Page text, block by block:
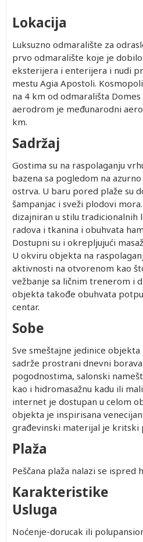
Lokacija
Luksuzno odmaralište za
prvo odmaralište koje je
eksterijera i enterijera i nudi
mestu Agia Apostoli.
na 4 km od odmarališta
aerodrom je međunarodni
km.
Sadržaj
Gostima su na raspolaganju
bazena sa pogledom na
ostrva. U baru pored plaže su
šampanjac i sveži plodovi
dizajniran u stilu tradicionalnih
radova i tkanina i obuhvata
Dostupni su i okrepljujući
U okviru objekta na
aktivnosti na otvorenom kao
vežbanje sa ličnim trenerom i
objekta takođe obuhvata
centar.
Sobe
Sve smeštajne jedinice objekta
sadrže prostrani dnevni
pogodnostima, salonski
kao i hidromasažnu kadu ili
internet je dostupan u celom
objekta je inspirisana
građevinski materijal je kritski
Plaža
Peščana plaža nalazi se ispred
Karakteristike
Usluga
Noćenje-dorucak ili